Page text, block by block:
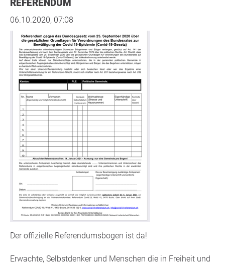
REFERENDUM
06.10.2020, 07:08
Der offizielle Referendumsbogen ist da!
Erwachte, Selbstdenker und Menschen die in Freiheit und